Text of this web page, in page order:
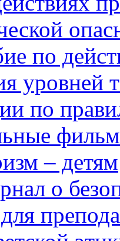
по
уровней
по
– детям
о